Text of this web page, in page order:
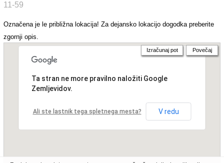
11-59
Označena je le približna lokacija! Za dejansko lokacijo dogodka preberite
zgornji opis.
Ta stran ne more pravilno naložiti Google
Zemljevidov.
Ali ste lastnik tega spletnega mesta? V redu
Izračunaj pot Povečaj